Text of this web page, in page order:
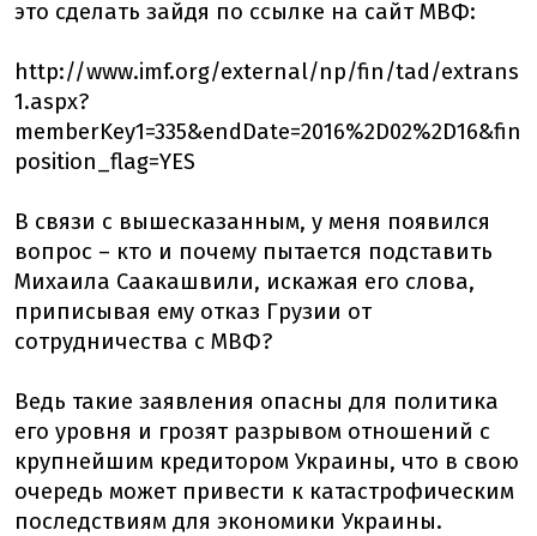
это сделать зайдя по ссылке на сайт МВФ:
http://www.imf.org/external/np/fin/tad/extrans
1.aspx?
memberKey1=335&endDate=2016%2D02%2D16&fin
position_flag=YES
В связи с вышесказанным, у меня появился
вопрос – кто и почему пытается подставить
Михаила Саакашвили, искажая его слова,
приписывая ему отказ Грузии от
сотрудничества с МВФ?
Ведь такие заявления опасны для политика
его уровня и грозят разрывом отношений с
крупнейшим кредитором Украины, что в свою
очередь может привести к катастрофическим
последствиям для экономики Украины.